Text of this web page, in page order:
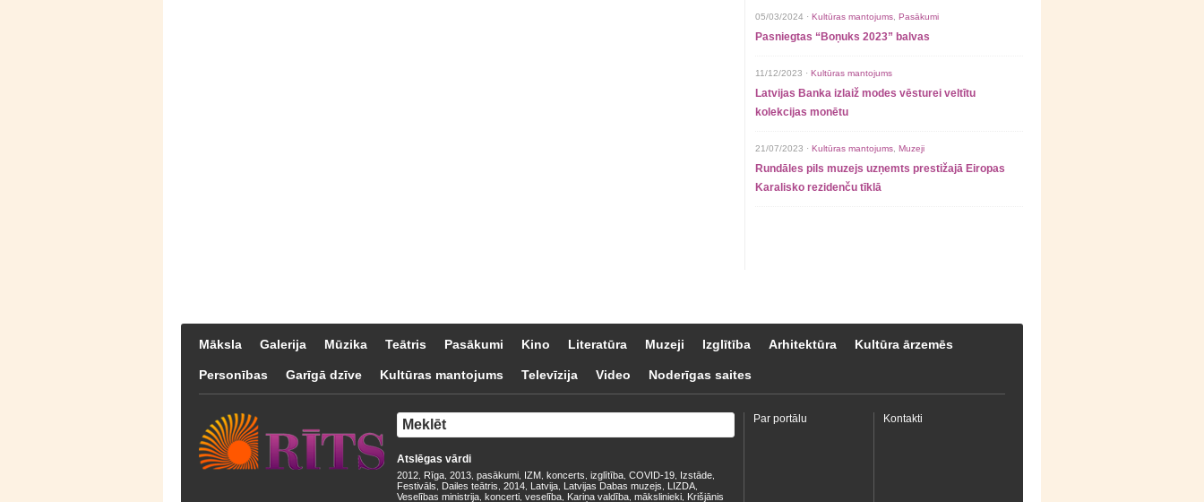
05/03/2024 · Kultūras mantojums Pasākumi
Pasniegtas “Boņuks 2023” balvas
11/12/2023 · Kultūras mantojums
Latvijas Banka izlaiž modes vēsturei veltītu
kolekcijas monētu
21/07/2023 · Kultūras mantojums Muzeji
Rundāles pils muzejs uzņemts prestižajā Eiropas
Karalisko rezidenču tīklā
Māksla Galerija Mūzika Teātris Pasākumi Kino Literatūra Muzeji Izglītība Arhitektūra Kultūra ārzemēs
Personības Garīgā dzīve Kultūras mantojums Televīzija Video Noderīgas saites
Atslēgas vārdi
2012 Rīga 2013 pasākumi IZM koncerts izglītība COVID-19 Izstāde
Festivāls Dailes teātris 2014 Latvija Latvijas Dabas muzejs LIZDA
Veselības ministrija koncerti veselība Kariņa valdība mākslinieki Krišjānis
Par portālu Kontakti